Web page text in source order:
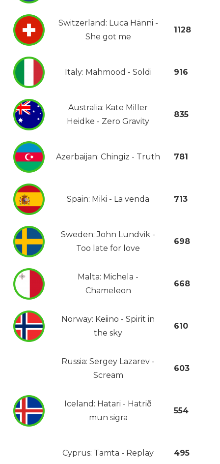
Switzerland: Luca Hänni -
She got me
1128
Italy: Mahmood - Soldi 916
Australia: Kate Miller
Heidke - Zero Gravity
835
Azerbaijan: Chingiz - Truth 781
Spain: Miki - La venda 713
Sweden: John Lundvik -
Too late for love
698
Malta: Michela -
Chameleon
668
Norway: Keiino - Spirit in
the sky
610
Russia: Sergey Lazarev -
Scream
603
Iceland: Hatari - Hatrið
mun sigra
554
Cyprus: Tamta - Replay 495